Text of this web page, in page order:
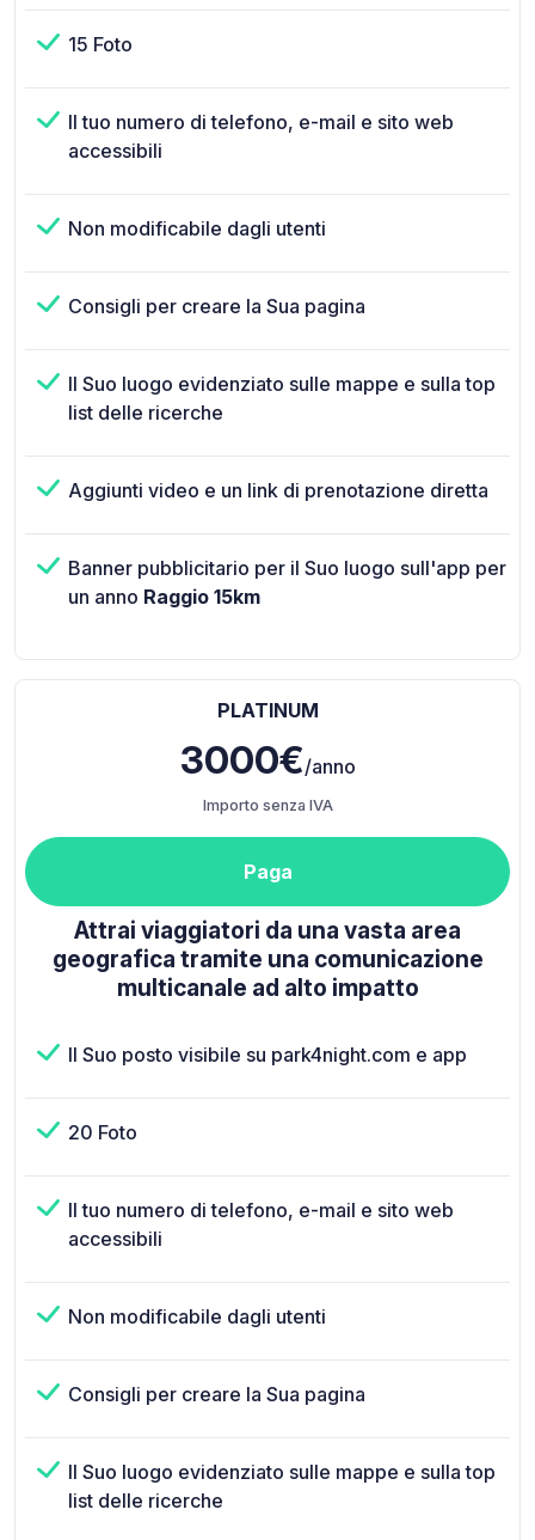
15 Foto
Il tuo numero di telefono, e-mail e sito web
accessibili
Non modificabile dagli utenti
Consigli per creare la Sua pagina
Il Suo luogo evidenziato sulle mappe e sulla top
list delle ricerche
Aggiunti video e un link di prenotazione diretta
Banner pubblicitario per il Suo luogo sull'app per
un anno Raggio 15km
PLATINUM
3000€/anno
Importo senza IVA
Paga
Attrai viaggiatori da una vasta area
geografica tramite una comunicazione
multicanale ad alto impatto
Il Suo posto visibile su park4night.com e app
20 Foto
Il tuo numero di telefono, e-mail e sito web
accessibili
Non modificabile dagli utenti
Consigli per creare la Sua pagina
Il Suo luogo evidenziato sulle mappe e sulla top
list delle ricerche